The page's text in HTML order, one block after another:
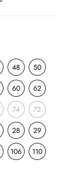
48 50
60 62
74 72
28 29
106 110